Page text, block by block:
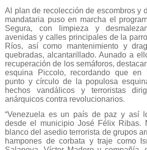
Al plan de recolección de escombros y
mandataria puso en marcha el
Segura, con limpieza y
avenidas y calles principales de la
Ríos, así como mantenimiento y
quebradas, alcantarillado. Aunado a
recuperación de los semáforos,
esquina Piccolo, recordando que en
punto y círculo de la populosa
hechos vandálicos y terroristas
anárquicos contra revolucionarios.
“Venezuela es un país de paz y así
desde el municipio José Félix Ribas.
blanco del asedio terrorista de grupos
hampones de corbata y traje como